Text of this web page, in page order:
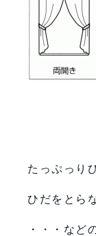
たっぷっり
ひだをとら
・・・など